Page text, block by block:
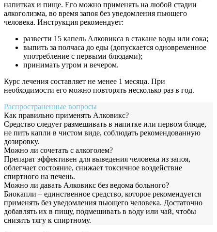
напитках и пище. Его можно применять на любой стадии
алкоголизма, во время запоя без уведомления пьющего
человека. Инструкция рекомендует:
развести 15 капель Алковикса в стакане воды или сока;
выпить за полчаса до еды (допускается одновременное
употребление с первыми блюдами);
принимать утром и вечером.
Курс лечения составляет не менее 1 месяца. При
необходимости его можно повторять несколько раз в год.
Распространенные вопросы
Как правильно применять Алковикс?
Средство следует размешивать в напитке или первом блюде,
не пить капли в чистом виде, соблюдать рекомендованную
дозировку.
Можно ли сочетать с алкоголем?
Препарат эффективен для выведения человека из запоя,
облегчает состояние, снижает токсичное воздействие
спиртного на печень.
Можно ли давать Алковикс без ведома больного?
Биокапли – единственное средство, которое рекомендуется
применять без уведомления пьющего человека. Достаточно
добавлять их в пищу, подмешивать в воду или чай, чтобы
снизить тягу к спиртному.